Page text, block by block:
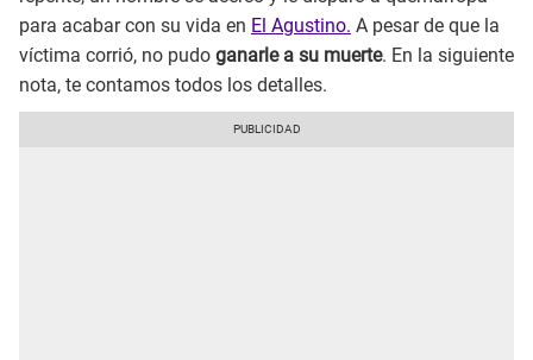
para acabar con su vida en El Agustino. A pesar de que la
víctima corrió, no pudo ganarle a su muerte. En la siguiente
nota, te contamos todos los detalles.